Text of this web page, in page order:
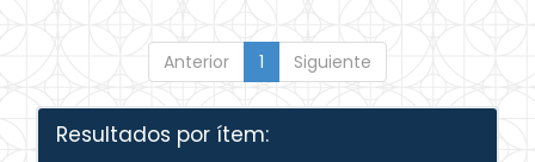
Anterior 1 Siguiente
Resultados por ítem: